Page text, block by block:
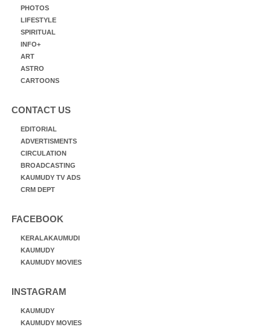
PHOTOS
LIFESTYLE
SPIRITUAL
INFO+
ART
ASTRO
CARTOONS
CONTACT US
EDITORIAL
ADVERTISMENTS
CIRCULATION
BROADCASTING
KAUMUDY TV ADS
CRM DEPT
FACEBOOK
KERALAKAUMUDI
KAUMUDY
KAUMUDY MOVIES
INSTAGRAM
KAUMUDY
KAUMUDY MOVIES